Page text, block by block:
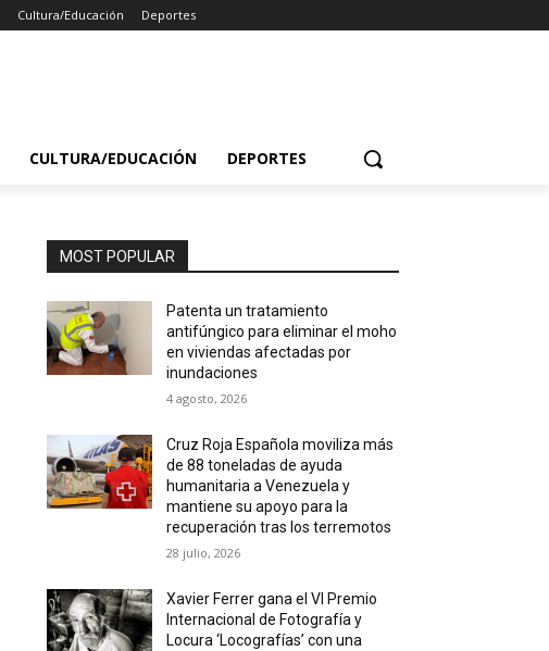
Cultura/Educación Deportes
CULTURA/EDUCACIÓN DEPORTES
MOST POPULAR
Patenta un tratamiento
antifúngico para eliminar el moho
en viviendas afectadas por
inundaciones
4 agosto, 2026
Cruz Roja Española moviliza más
de 88 toneladas de ayuda
humanitaria a Venezuela y
mantiene su apoyo para la
recuperación tras los terremotos
28 julio, 2026
Xavier Ferrer gana el VI Premio
Internacional de Fotografía y
Locura ‘Locografías’ con una